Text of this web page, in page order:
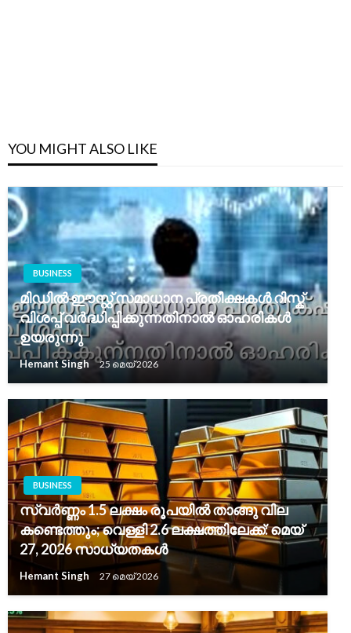
YOU MIGHT ALSO LIKE
BUSINESS
മിഡിൽ ഈസ്റ്റ് സമാധാന പ്രതീക്ഷകൾ റിസ്ക്
വിശപ്പ് വർദ്ധിപ്പിക്കുന്നതിനാൽ ഓഹരികൾ
ഉയരുന്നു
Hemant Singh 25 മെയ്‌ 2026
BUSINESS
സ്വർണ്ണം 1.5 ലക്ഷം രൂപയിൽ താങ്ങു വില
കണ്ടെത്തും; വെള്ളി 2.6 ലക്ഷത്തിലേക്ക്: മെയ്
27, 2026 സാധ്യതകൾ
Hemant Singh 27 മെയ്‌ 2026